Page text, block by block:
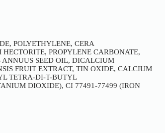
POLYETHYLENE, CERA
PROPYLENE CARBONATE,
SEED OIL, DICALCIUM
FRUIT EXTRACT, TIN OXIDE, CALCIUM
TETRA-DI-T-BUTYL
DIOXIDE), CI 77491-77499 (IRON